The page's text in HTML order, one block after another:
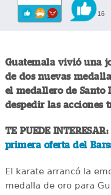
16
Guatemala vivió una
de dos nuevas
el medallero de Santo
despedir las acciones
TE PUEDE INTERESAR:
primera oferta del
El karate arrancó la
medalla de oro para